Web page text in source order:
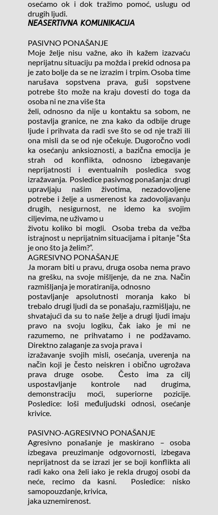
osećamo ok i dok tražimo pomoć, uslugu od
drugih ljudi.
NEASERTIVNA KOMUNIKACIJA
PASIVNO PONAŠANJE
Moje želje nisu važne, ako ih kažem izazvaću
neprijatnu situaciju pa možda i prekid odnosa pa
je zato bolje da se ne izrazim i trpim. Osoba time
narušava sopstvena prava, guši sopstvene
potrebe što može na kraju dovesti do toga da
osoba ni ne zna više šta
želi, odnosno da nije u kontaktu sa sobom, ne
postavlja granice, ne zna kako da odbije druge
ljude i prihvata da radi sve što se od nje traži ili
ona misli da se od nje očekuje. Dugoročno vodi
ka osećanju anksioznosti, a bazična emocija je
strah od konflikta, odnosno izbegavanje
neprijatnosti i eventualnih posledica svog
izražavanja.  Posledice pasivnog ponašanja: drugi
upravljaju našim životima, nezadovoljene
potrebe i želje a usmerenost ka zadovoljavanju
drugih, nesigurnost, ne idemo ka svojim
ciljevima, ne uživamo u
životu koliko bi mogli.  Osoba treba da vežba
istrajnost u neprijatnim situacijama i pitanje “Šta
je ono što ja želim?”.
AGRESIVNO PONAŠANJE
Ja moram biti u pravu, druga osoba nema pravo
na grešku, na svoje mišljenje, da ne zna. Način
razmišljanja je moratiranija, odnosno
postavljanje apsolutnosti moranja kako bi
trebalo drugi ljudi da se ponašaju, razmišljaju, ne
shvatajući da su to naše želje a drugi ljudi imaju
pravo na svoju logiku, čak iako je mi ne
razumemo, ne prihvatamo i ne podžavamo.
Direktno zalaganje za svoja prava i
izražavanje svojih misli, osećanja, uverenja na
način koji je često neiskren i obično ugrožava
prava druge osobe.  Često ima za cilj
uspostavljanje kontrole nad drugima,
demonstraciju moći, superiorne pozicije.
Posledice: loši međuljudski odnosi, osećanje
krivice.
PASIVNO-AGRESIVNO PONAŠANJE
Agresivno ponašanje je maskirano – osoba
izbegava preuzimanje odgovornosti, izbegava
neprijatnost da se izrazi jer se boji konflikta ali
radi kako ona želi iako je rekla drugoj osobi da
neće, recimo da kasni.  Posledice: nisko
samopouzdanje, krivica,
jaka uznemirenost.